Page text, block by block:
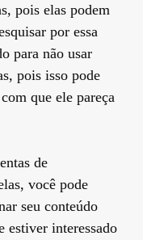
pois elas podem
por essa
para não usar
pois isso pode
que ele pareça
de
você pode
seu conteúdo
estiver interessado